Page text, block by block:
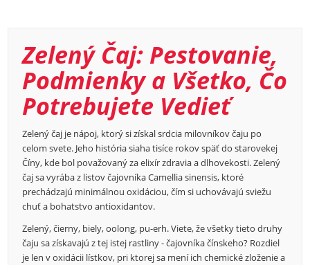
Zelený Čaj: Pestovanie,
Podmienky a Všetko, Čo
Potrebujete Vedieť
Zelený čaj je nápoj, ktorý si získal srdcia milovníkov čaju po
celom svete. Jeho história siaha tisíce rokov späť do starovekej
Číny, kde bol považovaný za elixír zdravia a dlhovekosti. Zelený
čaj sa vyrába z listov čajovníkaCamellia sinensis, ktoré
prechádzajú minimálnou oxidáciou, čím si uchovávajú sviežu
chuť a bohatstvo antioxidantov.
Zelený, čierny, biely, oolong, pu-erh. Viete, že všetky tieto druhy
čaju sa získavajú z tej istej rastliny - čajovníka čínskeho? Rozdiel
je len v oxidácii lístkov, pri ktorej sa mení ich chemické zloženie a